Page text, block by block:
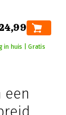
in huis | Gratis
een